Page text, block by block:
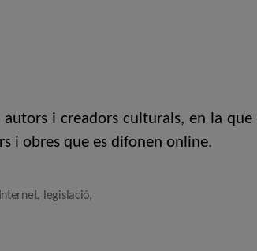
i creadors culturals, en la que
i obres que es difonen online.
Internet, legislació,